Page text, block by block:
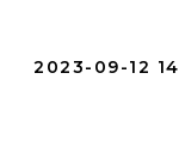
2023-09-12